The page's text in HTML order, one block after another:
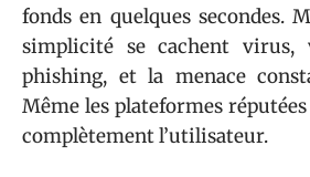
fonds en quelques secondes.
simplicité se cachent virus,
phishing, et la menace
Même les plateformes
complètement l’utilisateur.